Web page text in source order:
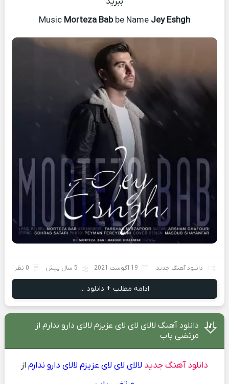
Music Morteza Babbe Name Jey Eshgh
دانلود آهنگ جدید 19 آگوست 2021 5 سال پیش 0 نظر
ادامه مطلب + دانلود ...
دانلود آهنگ لالای لای لای عزیزم لالای دارو ندارم از
مرتضی باب
دانلود آهنگ جدید لالای لای لای عزیزم لالای دارو ندارم از